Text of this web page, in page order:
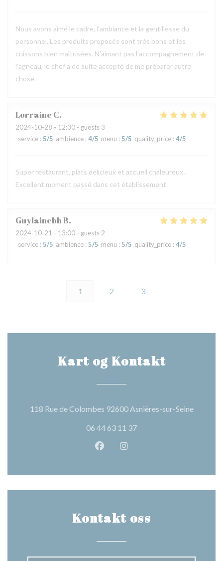
Nous avons aimé le cadre, l'ambiance et la gentillesse du
personnel. Les produits proposés sont très bons et les
cuissons bien maîtrisées. N'aimant pas l'accompagnement de
l'agneau, le chef a de suite accepté de me préparer autre
chose.
Lorraine C
2024-10-28 - 12:30 - guests 3
service : 5/5 ambience : 4/5 menu : 5/5 quality_price : 4/5
Super restaurant, plats délicieux et accueil chaleureux .
Excellent moment passé dans cet établissement.
GuylainebhB
2024-10-21 - 13:00 - guests 2
service : 5/5 ambience : 5/5 menu : 5/5 quality_price : 4/5
1 2 3
Kart og Kontakt
118 Rue de Colombes 92600 Asnières-sur-Seine((åpner
06 44 63 11 37
Facebook ((åpner i et nytt
Instagram ((åpner i et
Kontakt oss